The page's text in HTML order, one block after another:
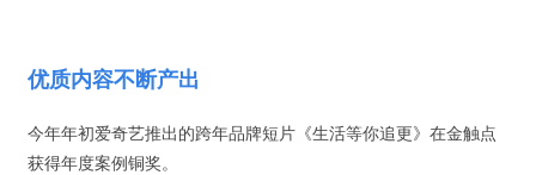
优质内容不断产出
今年年初爱奇艺推出的跨年品牌短片《生活等你追更》在金触点
获得年度案例铜奖。